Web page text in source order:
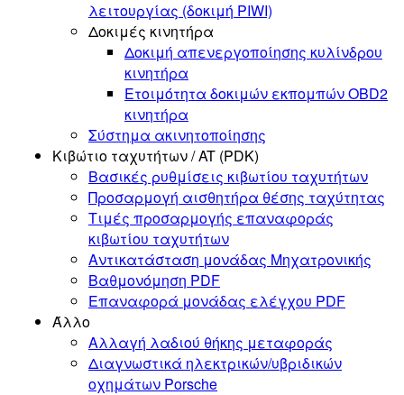
λειτουργίας (δοκιμή PIWI)
Δοκιμές κινητήρα
Δοκιμή απενεργοποίησης κυλίνδρου
κινητήρα
Ετοιμότητα δοκιμών εκπομπών OBD2
κινητήρα
Σύστημα ακινητοποίησης
Κιβώτιο ταχυτήτων / AT (PDK)
Βασικές ρυθμίσεις κιβωτίου ταχυτήτων
Προσαρμογή αισθητήρα θέσης ταχύτητας
Τιμές προσαρμογής επαναφοράς
κιβωτίου ταχυτήτων
Αντικατάσταση μονάδας Μηχατρονικής
Βαθμονόμηση PDF
Επαναφορά μονάδας ελέγχου PDF
Άλλο
Αλλαγή λαδιού θήκης μεταφοράς
Διαγνωστικά ηλεκτρικών/υβριδικών
οχημάτων Porsche